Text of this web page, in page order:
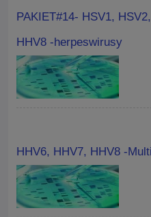
PAKIET#14- HSV1,
HHV8 -herpeswirusy
HHV6, HHV7, HHV8 -